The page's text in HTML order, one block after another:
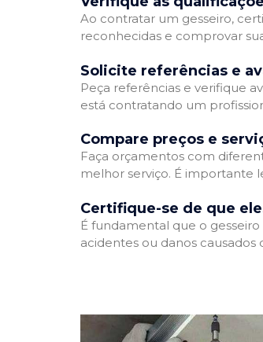
Ao contratar um gesseiro,
reconhecidas e comprovar
Solicite referências e
Peça referências e verifique
está contratando um
Compare preços e
Faça orçamentos com
melhor serviço. É importante
Certifique-se de que
É fundamental que o
acidentes ou danos causados